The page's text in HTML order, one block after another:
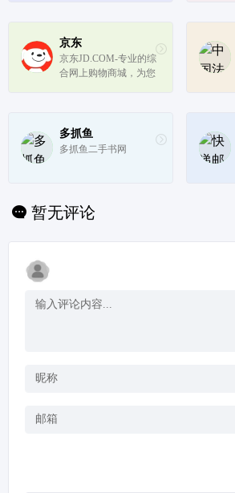
险和资产管理等保险全
牌照。太保官网入口为
客户提供保险购买、保
京东
京东JD.COM-专业的综
合网上购物商城，为您
万品牌商家，囊括家
电、手机、电脑、服
多抓鱼
多抓鱼二手书网
暂无评论